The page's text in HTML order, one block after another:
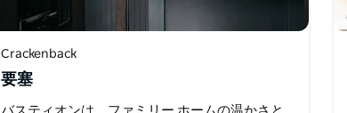
Crackenback
要塞